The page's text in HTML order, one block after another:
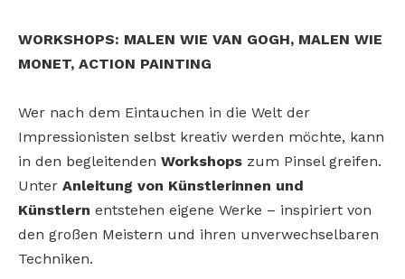
WORKSHOPS: MALEN WIE VAN GOGH, MALEN WIE
MONET, ACTION PAINTING
Wer nach dem Eintauchen in die Welt der
Impressionisten selbst kreativ werden möchte, kann
in den begleitenden Workshops zum Pinsel greifen.
Unter Anleitung von Künstlerinnen und
Künstlern entstehen eigene Werke – inspiriert von
den großen Meistern und ihren unverwechselbaren
Techniken.